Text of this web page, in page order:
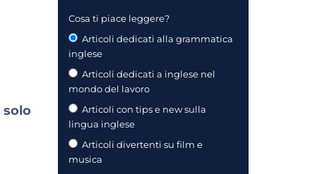
solo
Cosa ti piace leggere?
Articoli dedicati alla grammatica
inglese
Articoli dedicati a inglese nel
mondo del lavoro
Articoli con tips e new sulla
lingua inglese
Articoli divertenti su film e
musica